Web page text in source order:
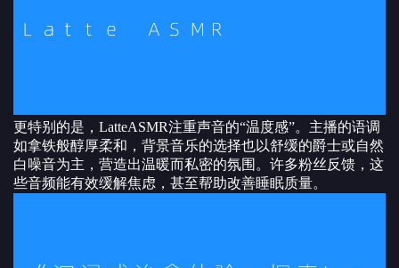
更特别的是，LatteASMR注重声音的“温度感”。主播的语调
如拿铁般醇厚柔和，背景音乐的选择也以舒缓的爵士或自然
白噪音为主，营造出温暖而私密的氛围。许多粉丝反馈，这
些音频能有效缓解焦虑，甚至帮助改善睡眠质量。